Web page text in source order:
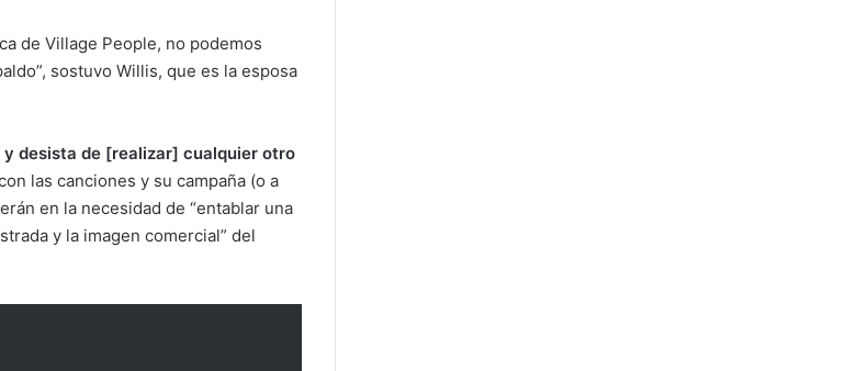
de Village People, no podemos
sostuvo Willis, que es la esposa
y desista de [realizar] cualquier otro
las canciones y su campaña (o a
en la necesidad de “entablar una
y la imagen comercial” del